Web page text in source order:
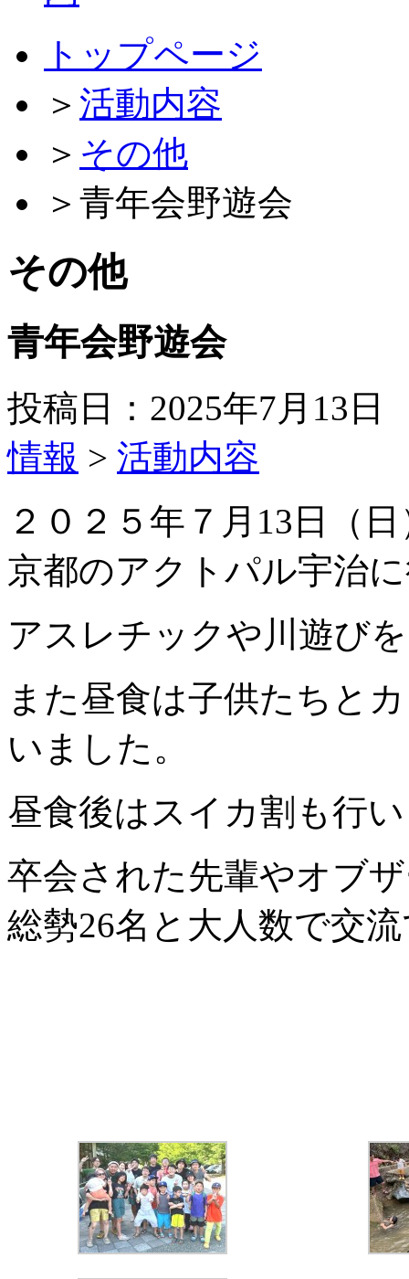
トップページ
＞ 活動内容
＞ その他
＞ 青年会野遊会
その他
青年会野遊会
投稿日：2025年7月13日
情報 > 活動内容
２０２５年７月13日（日
京都のアクトパル宇治
アスレチックや川遊び
また昼食は子供たちと
いました。
昼食後はスイカ割も行
卒会された先輩やオブ
総勢26名と大人数で交